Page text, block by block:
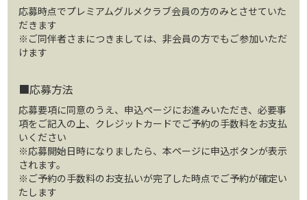
応募時点でプレミアムグルメクラブ会員の方のみとさせていた
だきます
※ご同伴者さまにつきましては、非会員の方でもご参加いただ
けます
■応募方法
応募要項に同意のうえ、申込ページにお進みいただき、必要事
項をご記入の上、クレジットカードでご予約の手数料をお支払
いください
※応募開始日時になりましたら、本ページに申込ボタンが表示
されます。
※ご予約の手数料のお支払いが完了した時点でご予約が確定い
たします